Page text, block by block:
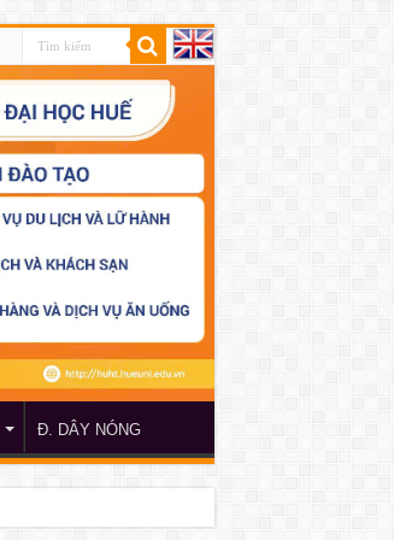
Đ. DÂY NÓNG